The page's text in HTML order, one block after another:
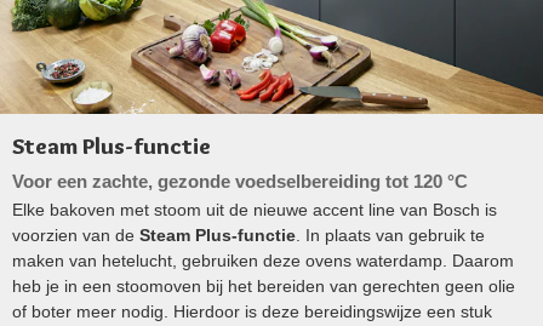
Steam Plus-functie
Voor een zachte, gezonde voedselbereiding tot 120 °C
Elke bakoven met stoom uit de nieuwe accent line van Bosch is
voorzien van de Steam Plus-functie . In plaats van gebruik te
maken van hetelucht, gebruiken deze ovens waterdamp. Daarom
heb je in een stoomoven bij het bereiden van gerechten geen olie
of boter meer nodig. Hierdoor is deze bereidingswijze een stuk